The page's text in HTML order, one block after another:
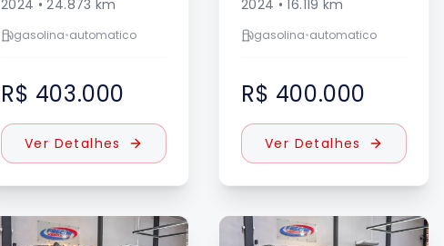
2024 •24.873 km
gasolina•automatico
R$ 403.000
Ver Detalhes
2024 •16.119 km
gasolina•automatico
R$ 400.000
Ver Detalhes